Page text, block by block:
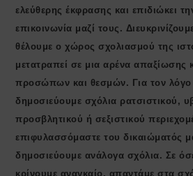
ελεύθερης έκφρασης και επιδιώκει
επικοινωνία μαζί τους.
θέλουμε ο χώρος σχολιασμού της
μετατραπεί σε μια αρένα απαξίωσης
προσώπων και θεσμών. Για τον λόγο
δημοσιεύουμε σχόλια ρατσιστικού,
προσβλητικού ή σεξιστικού
επιφυλασσόμαστε του δικαιώματός
δημοσιεύουμε ανάλογα σχόλια. Σε
κρίνουμε αναγκαίο, απαντάμε στα